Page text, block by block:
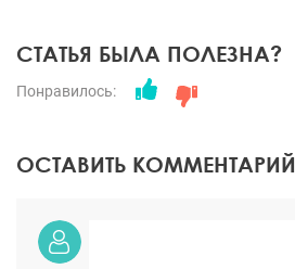
СТАТЬЯ БЫЛА ПОЛЕЗНА?
Понравилось:
ОСТАВИТЬ КОММЕНТАРИЙ